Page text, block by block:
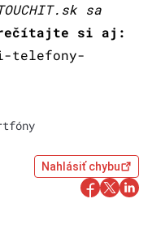
sa
si aj:
telefony-
Nahlásiť chybu